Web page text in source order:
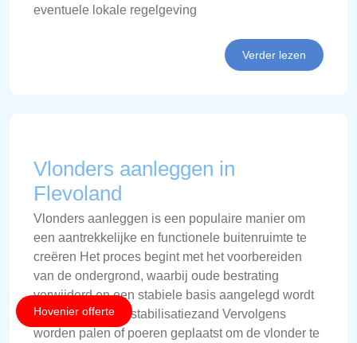
eventuele lokale regelgeving
Verder lezen
Vlonders aanleggen in
Flevoland
Vlonders aanleggen is een populaire manier om
een aantrekkelijke en functionele buitenruimte te
creëren Het proces begint met het voorbereiden
van de ondergrond, waarbij oude bestrating
verwijderd en een stabiele basis aangelegd wordt
van bijvoorbeeld stabilisatiezand Vervolgens
worden palen of poeren geplaatst om de vlonder te
Hovenier offerte